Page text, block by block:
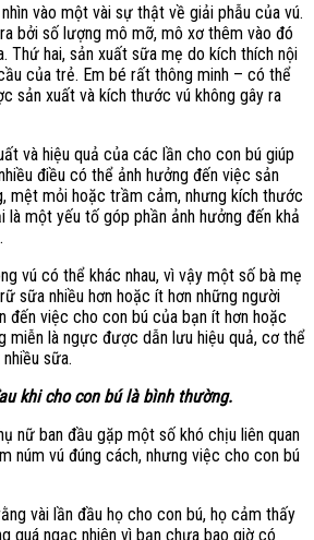
vào một vài sự thật về giải phẫu của vú.
bởi số lượng mô mỡ, mô xơ thêm vào đó
Thứ hai, sản xuất sữa mẹ do kích thích nội
của trẻ. Em bé rất thông minh – có thể
sản xuất và kích thước vú không gây ra
và hiệu quả của các lần cho con bú giúp
điều có thể ảnh hưởng đến việc sản
mệt mỏi hoặc trầm cảm, nhưng kích thước
là một yếu tố góp phần ảnh hưởng đến khả
vú có thể khác nhau, vì vậy một số bà mẹ
sữa nhiều hơn hoặc ít hơn những người
đến việc cho con bú của bạn ít hơn hoặc
miễn là ngực được dẫn lưu hiệu quả, cơ thể
sữa.
khi cho con bú là bình thường.
nữ ban đầu gặp một số khó chịu liên quan
núm vú đúng cách, nhưng việc cho con bú
vài lần đầu họ cho con bú, họ cảm thấy
quá ngạc nhiên vì bạn chưa bao giờ có